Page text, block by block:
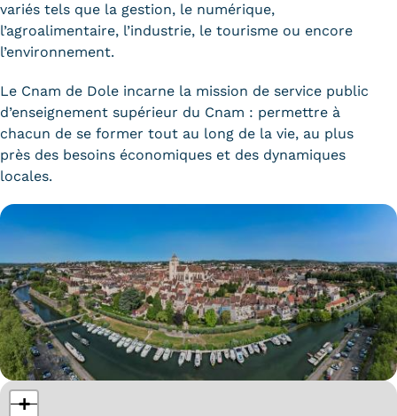
variés tels que la gestion, le numérique,
l’agroalimentaire, l’industrie, le tourisme ou encore
l’environnement.
Le Cnam de Dole incarne la mission de service public
d’enseignement supérieur du Cnam : permettre à
chacun de se former tout au long de la vie, au plus
près des besoins économiques et des dynamiques
locales.
+